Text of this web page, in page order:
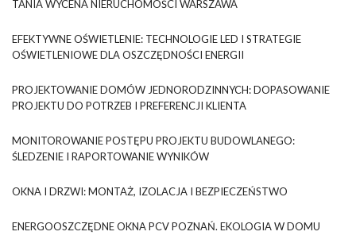
TANIA WYCENA NIERUCHOMOŚCI WARSZAWA
EFEKTYWNE OŚWIETLENIE: TECHNOLOGIE LED I STRATEGIE
OŚWIETLENIOWE DLA OSZCZĘDNOŚCI ENERGII
PROJEKTOWANIE DOMÓW JEDNORODZINNYCH: DOPASOWANIE
PROJEKTU DO POTRZEB I PREFERENCJI KLIENTA
MONITOROWANIE POSTĘPU PROJEKTU BUDOWLANEGO:
ŚLEDZENIE I RAPORTOWANIE WYNIKÓW
OKNA I DRZWI: MONTAŻ, IZOLACJA I BEZPIECZEŃSTWO
ENERGOOSZCZĘDNE OKNA PCV POZNAŃ. EKOLOGIA W DOMU